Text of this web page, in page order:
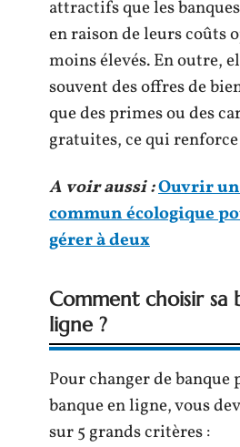
attractifs que les
en raison de leurs coûts
moins élevés. En outre,
souvent des offres de
que des primes ou des
gratuites, ce qui
A voir aussi :Ouvrir
commun écologique
gérer à deux
Comment choisir sa
ligne ?
Pour changer de banque
banque en ligne, vous
sur 5 grands critères :